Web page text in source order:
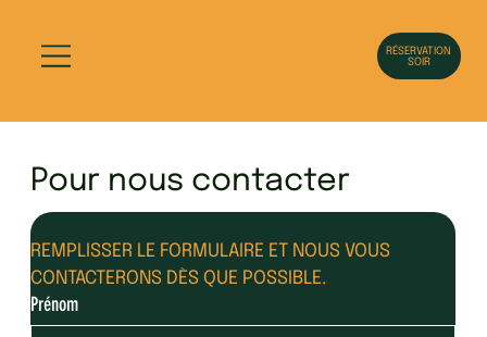
RÉSERVATION
SOIR
Pour nous contacter
REMPLISSER LE FORMULAIRE ET NOUS VOUS
CONTACTERONS DÈS QUE POSSIBLE.
Prénom